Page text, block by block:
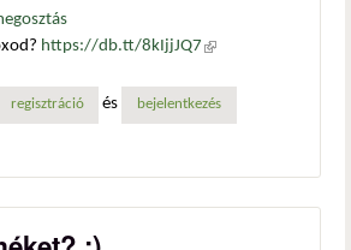
https://db.tt/8kIjjJQ7 (külső
regisztráció és bejelentkezés